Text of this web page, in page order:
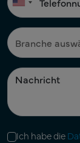
Ich habe die